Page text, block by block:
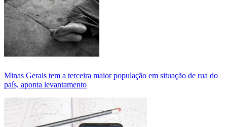
Minas Gerais tem a terceira maior população em situação de rua do
país, aponta levantamento